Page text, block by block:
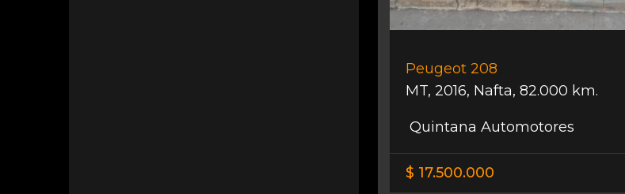
Peugeot 208
MT, 2016, Nafta, 82.000 km.
Quintana Automotores
$ 17.500.000